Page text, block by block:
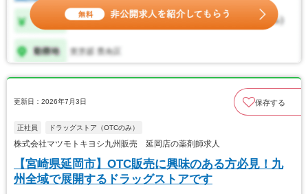
更新日：2026年7月3日 保存する
正社員 ドラッグストア（OTCのみ）
株式会社マツモトキヨシ九州販売 延岡店の薬剤師求人
【宮崎県延岡市】OTC販売に興味のある方必見！九
州全域で展開するドラッグストアです